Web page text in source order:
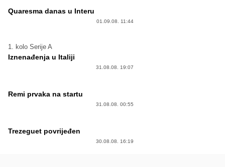
Quaresma danas u Interu
01.09.08. 11:44
1. kolo Serije A
Iznenađenja u Italiji
31.08.08. 19:07
Remi prvaka na startu
31.08.08. 00:55
Trezeguet povrijeđen
30.08.08. 16:19